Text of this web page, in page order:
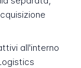
all'interno